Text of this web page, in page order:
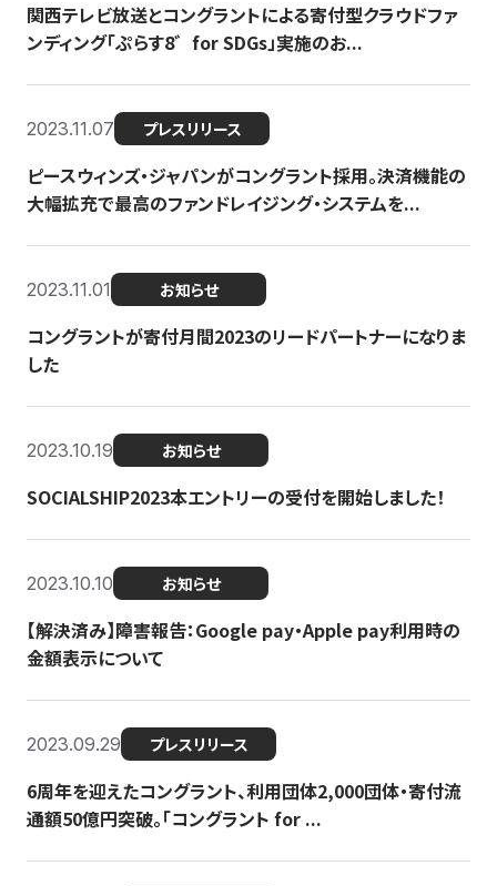
関西テレビ放送とコングラントによる寄付型クラウドファ
ンディング「ぷらす8゛for SDGs」実施のお...
2023.11.07 プレスリリース
ピースウィンズ・ジャパンがコングラント採用。決済機能の
大幅拡充で最高のファンドレイジング・システムを...
2023.11.01 お知らせ
コングラントが寄付月間2023のリードパートナーになりま
した
2023.10.19 お知らせ
SOCIALSHIP2023本エントリーの受付を開始しました！
2023.10.10 お知らせ
【解決済み】障害報告：Google pay・Apple pay利用時の
金額表示について
2023.09.29 プレスリリース
6周年を迎えたコングラント、利用団体2,000団体・寄付流
通額50億円突破。「コングラント for ...